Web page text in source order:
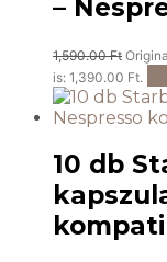
–
1,590.00Ft
is: 1,390.00 Ft.
10 db